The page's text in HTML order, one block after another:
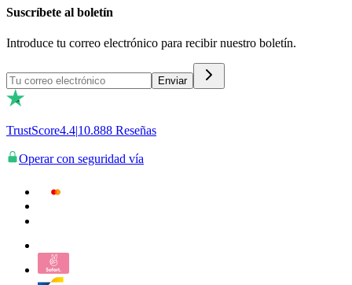
Suscríbete al boletín
Introduce tu correo electrónico para recibir nuestro boletín.
Enviar
TrustScore4.4|10.888 Reseñas
Operar con seguridad vía